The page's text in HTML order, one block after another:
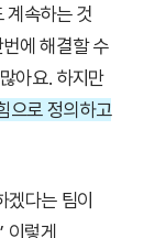
계속하는 것
에 해결할 수
아요. 하지만
으로 정의하고
다는 팀이
렇게